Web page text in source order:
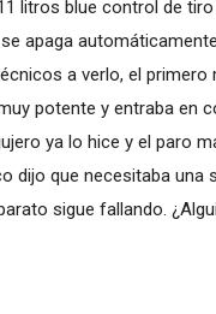
litros blue control de
apaga
a verlo, el
potente y entraba en
ya lo hice y el paro
dijo que necesitaba
sigue fallando.